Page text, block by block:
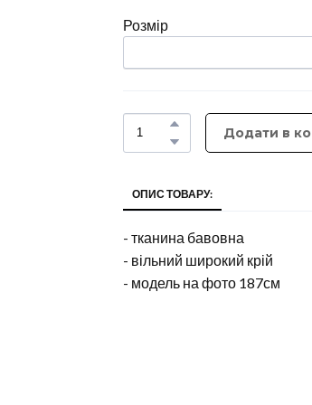
Розмір
Додати в
ОПИС ТОВАРУ:
- тканина бавовна
- вільний широкий крій
- модель на фото 187см